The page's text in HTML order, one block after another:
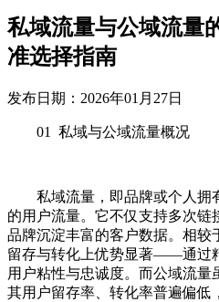
私域流量与公域流量
准选择指南
发布日期： 2026年01月27日
01 私域与公域流量概况
私域流量，即品牌或个人拥
的用户流量。它不仅支持多次链
品牌沉淀丰富的客户数据。相较
留存与转化上优势显著——通过
用户粘性与忠诚度。而公域流量
其用户留存率、转化率普遍偏低